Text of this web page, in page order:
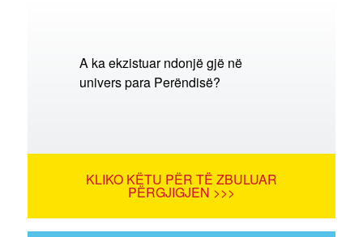
A ka ekzistuar ndonjë gjë në
univers para Perëndisë?
KLIKO KËTU PËR TË ZBULUAR
PËRGJIGJEN >>>